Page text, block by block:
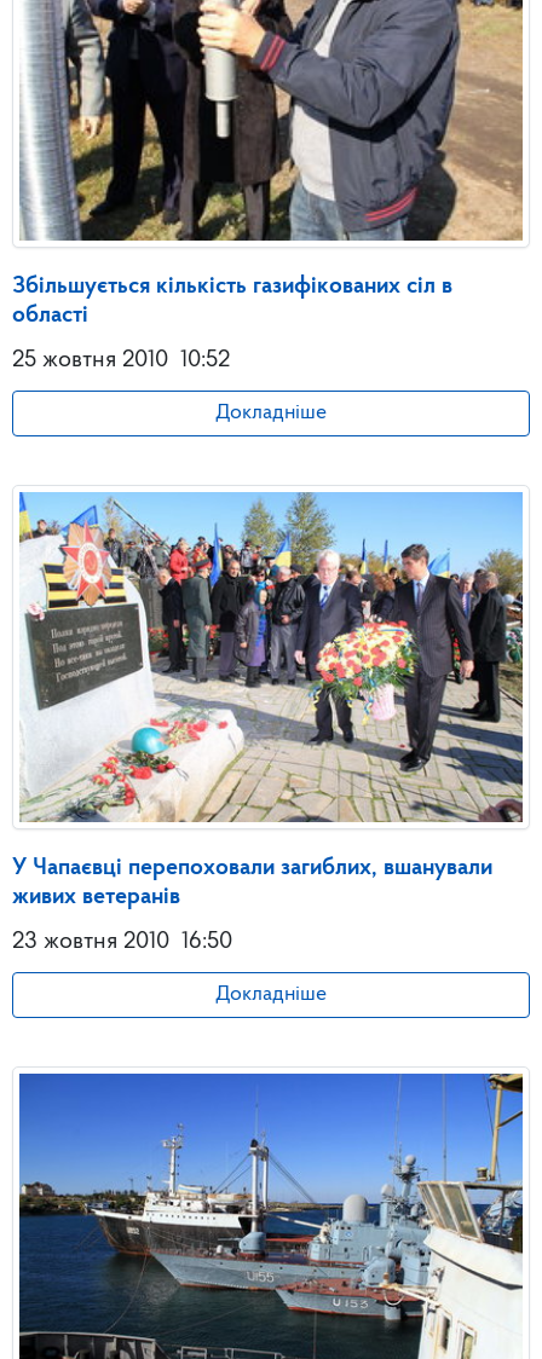
Збільшується кількість газифікованих сіл в
області
25 жовтня 2010 10:52
Докладніше
У Чапаєвці перепоховали загиблих, вшанували
живих ветеранів
23 жовтня 2010 16:50
Докладніше